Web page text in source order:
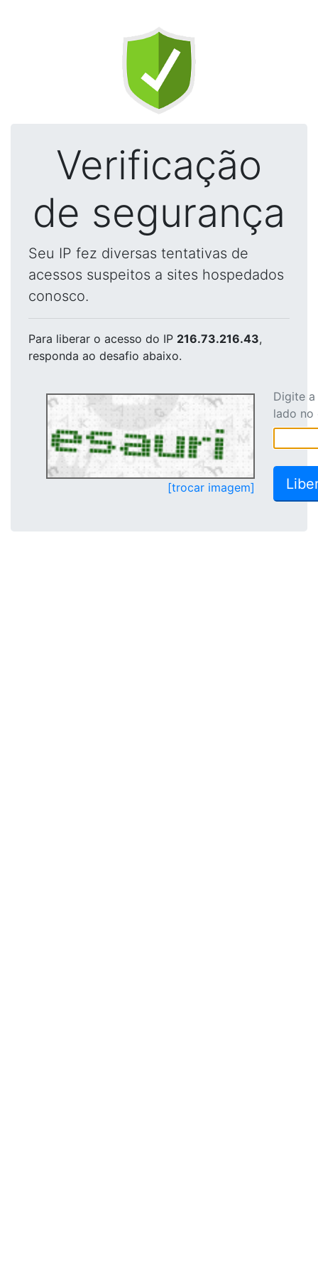
Verificação
de segurança
Seu IP fez diversas tentativas de
acessos suspeitos a sites hospedados
conosco.
Para liberar o acesso do IP 216.73.216.43,
responda ao desafio abaixo.
[trocar imagem]
Digite
lado no